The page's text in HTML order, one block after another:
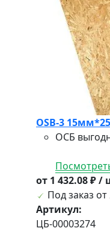
OSB-3
ОСБ
от 1 432.08 ₽
Под заказ от
Артикул:
ЦБ-00003274